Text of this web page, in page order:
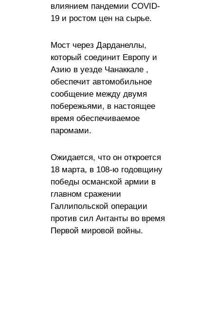
влиянием пандемии COVID-
19 и ростом цен на сырье.
Мост через Дарданеллы,
который соединит Европу и
Азию в уезде Чанаккале ,
обеспечит автомобильное
сообщение между двумя
побережьями, в настоящее
время обеспечиваемое
паромами.
Ожидается, что он откроется
18 марта, в 108-ю годовщину
победы османской армии в
главном сражении
Галлипольской операции
против сил Антанты во время
Первой мировой войны.